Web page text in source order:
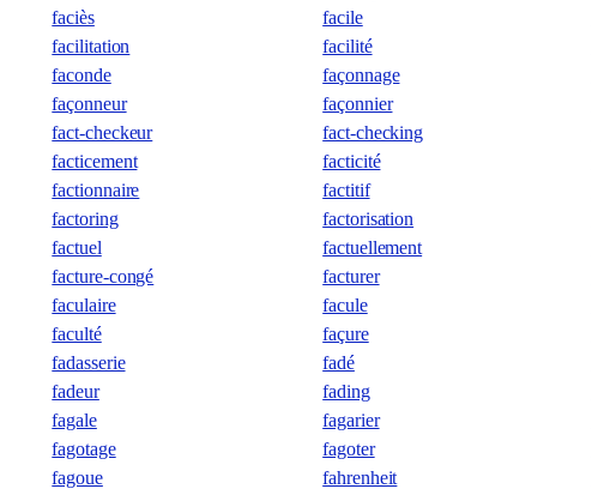
faciès
facile
facilitation
facilité
faconde
façonnage
façonneur
façonnier
fact-checkeur
fact-checking
facticement
facticité
factionnaire
factitif
factoring
factorisation
factuel
factuellement
facture-congé
facturer
faculaire
facule
faculté
façure
fadasserie
fadé
fadeur
fading
fagale
fagarier
fagotage
fagoter
fagoue
fahrenheit